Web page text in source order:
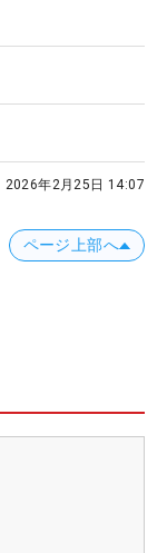
2026年2月25日 14:07
ページ上部へ